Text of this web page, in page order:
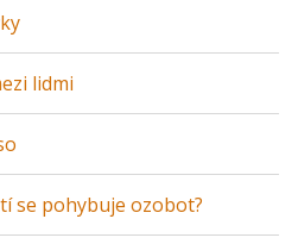
lidmi
se pohybuje ozobot?